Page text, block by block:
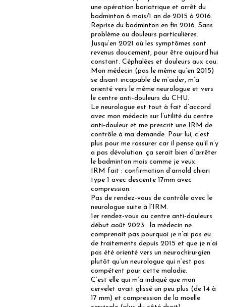
une opération bariatrique et arrêt du
badminton 6 mois/1 an de 2015 à 2016.
Reprise du badminton en fin 2016. Sans
problème ou douleurs particulières.
Jusqu’en 2021 où les symptômes sont
revenus doucement, pour être aujourd’hui
constant. Céphalées et douleurs aux cou.
Mon médecin (pas le même qu’en 2015)
se disant incapable de m’aider, m’a
orienté vers le même neurologue et vers
le centre anti-douleurs du CHU.
Le neurologue est tout à fait d’accord
avec mon médecin sur l’utilité du centre
anti-douleur et me prescrit une IRM de
contrôle à ma demande. Pour lui, c’est
plus pour me rassurer car il pense qu’il n’y
a pas dévolution. ça serait bien d’arrêter
le badminton mais comme je veux.
IRM fait : confirmation d’arnold chiari
type 1 avec descente 17mm avec
compression.
Pas de rendez-vous de contrôle avec le
neurologue suite à l’IRM.
1er rendez-vous au centre anti-douleurs
début août 2023 : la médecin ne
comprenait pas pourquoi je n’ai pas eu
de traitements depuis 2015 et que je n’ai
pas été orienté vers un neurochirurgien
plutôt qu’un neurologue qui n’est pas
compétent pour cette maladie.
C’est elle qui m’a indiqué que mon
cervelet avait glissé un peu plus (de 14 à
17 mm) et compression de la moelle